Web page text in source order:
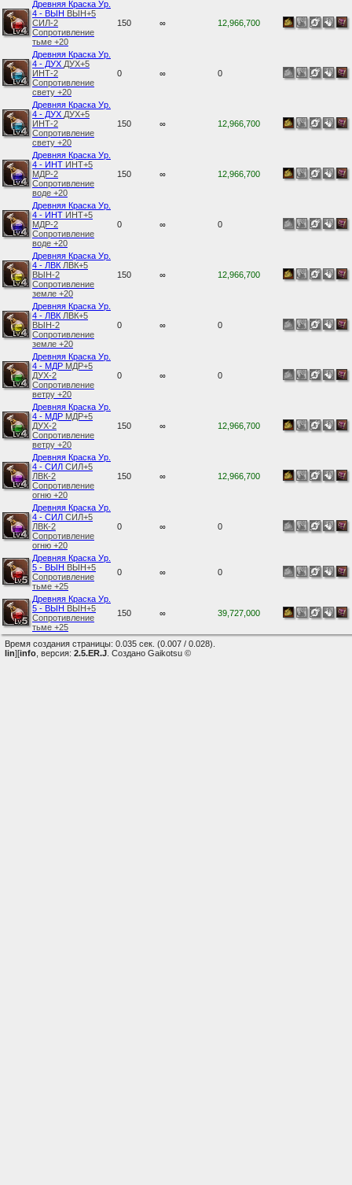
Древняя Краска Ур.
4 - ВЫН ВЫН+5
СИЛ-2
Сопротивление
тьме +20
150 ∞ 12,966,700
Древняя Краска Ур.
4 - ДУХ ДУХ+5
ИНТ-2
Сопротивление
свету +20
0 ∞ 0
Древняя Краска Ур.
4 - ДУХ ДУХ+5
ИНТ-2
Сопротивление
свету +20
150 ∞ 12,966,700
Древняя Краска Ур.
4 - ИНТ ИНТ+5
МДР-2
Сопротивление
воде +20
150 ∞ 12,966,700
Древняя Краска Ур.
4 - ИНТ ИНТ+5
МДР-2
Сопротивление
воде +20
0 ∞ 0
Древняя Краска Ур.
4 - ЛВК ЛВК+5
ВЫН-2
Сопротивление
земле +20
150 ∞ 12,966,700
Древняя Краска Ур.
4 - ЛВК ЛВК+5
ВЫН-2
Сопротивление
земле +20
0 ∞ 0
Древняя Краска Ур.
4 - МДР МДР+5
ДУХ-2
Сопротивление
ветру +20
0 ∞ 0
Древняя Краска Ур.
4 - МДР МДР+5
ДУХ-2
Сопротивление
ветру +20
150 ∞ 12,966,700
Древняя Краска Ур.
4 - СИЛ СИЛ+5
ЛВК-2
Сопротивление
огню +20
150 ∞ 12,966,700
Древняя Краска Ур.
4 - СИЛ СИЛ+5
ЛВК-2
Сопротивление
огню +20
0 ∞ 0
Древняя Краска Ур.
5 - ВЫН ВЫН+5
Сопротивление
тьме +25
0 ∞ 0
Древняя Краска Ур.
5 - ВЫН ВЫН+5
Сопротивление
тьме +25
150 ∞ 39,727,000
Время создания страницы: 0.035 сек. (0.007 / 0.028).
lin][info , версия: 2.5.ER.J . Создано Gaikotsu ©